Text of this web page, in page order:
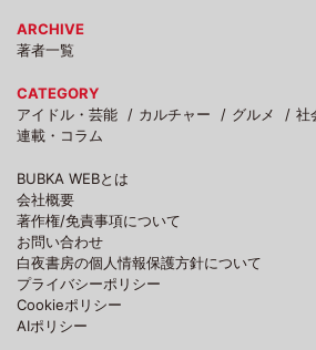
ARCHIVE
著者一覧
CATEGORY
アイドル・芸能
カルチャー グルメ 社
連載・コラム
BUBKA WEBとは
会社概要
著作権/免責事項について
お問い合わせ
白夜書房の個人情報保護方針について
プライバシーポリシー
Cookieポリシー
AIポリシー